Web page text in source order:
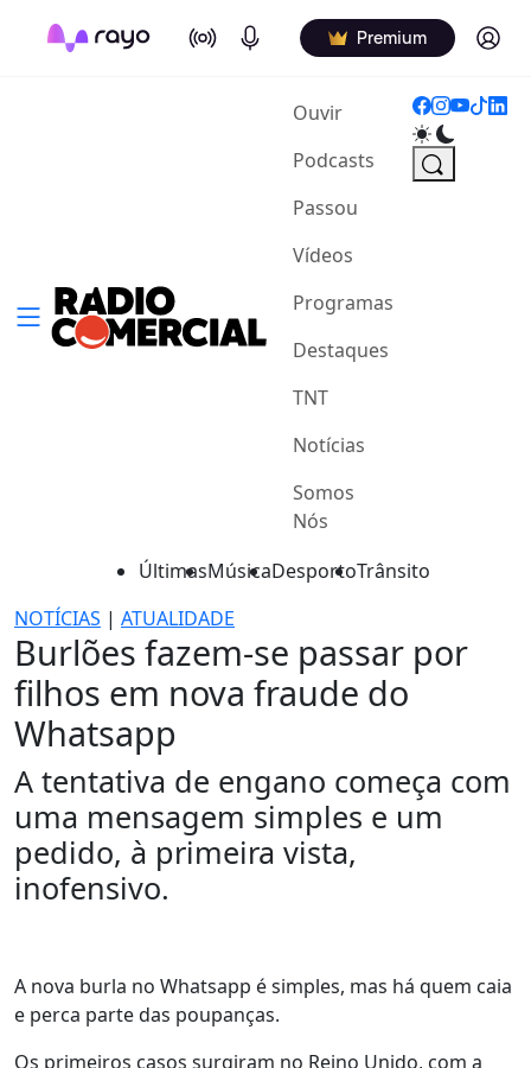
On Air Podcasts Premium Log in
Ouvir(current)
Podcasts
Passou
Vídeos
Programas
Destaques
TNT
Notícias
Somos
Nós
ÚltimasMúsicaDesportoTrânsito
NOTÍCIAS | ATUALIDADE
Burlões fazem-se passar por
filhos em nova fraude do
Whatsapp
A tentativa de engano começa com
uma mensagem simples e um
pedido, à primeira vista,
inofensivo.
A nova burla no Whatsapp é simples, mas há quem caia
e perca parte das poupanças.
Os primeiros casos surgiram no Reino Unido, com a